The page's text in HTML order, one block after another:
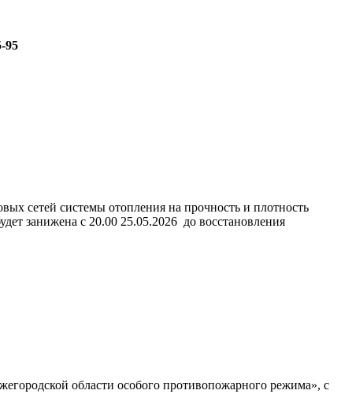
95
сетей системы отопления на прочность и плотность
занижена с 20.00 25.05.2026 до восстановления
области особого противопожарного режима», с